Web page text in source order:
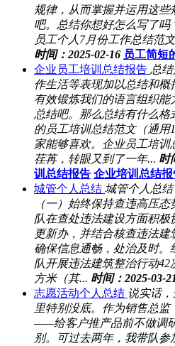
规律，从而掌握并运用这
吧。总结你想好怎么写了
员工个人7月份工作总结范
时间：2025-02-16 员工简短
企业员工培训总结报告 总
作生活等表现加以总结和
有效锻炼我们的语言组织
总结吧。那么总结有什么
的员工培训总结范文（通用
家能够喜欢。企业员工培训
荏苒，转眼又到了一年... 时
训总结报告 企业培训总结报
城管个人总结 城管个人总
（一）始终保持查违高压
队在查处违法建设方面积
更新办，并结合核查违法
确保信息通畅，处治及时
队开展违法建筑整治行动
方米（其... 时间：2025-03-
志愿活动个人总结 说实话
里特别没底。作为销售总
——给客户推产品前不做调
别。可过去两年，我带队